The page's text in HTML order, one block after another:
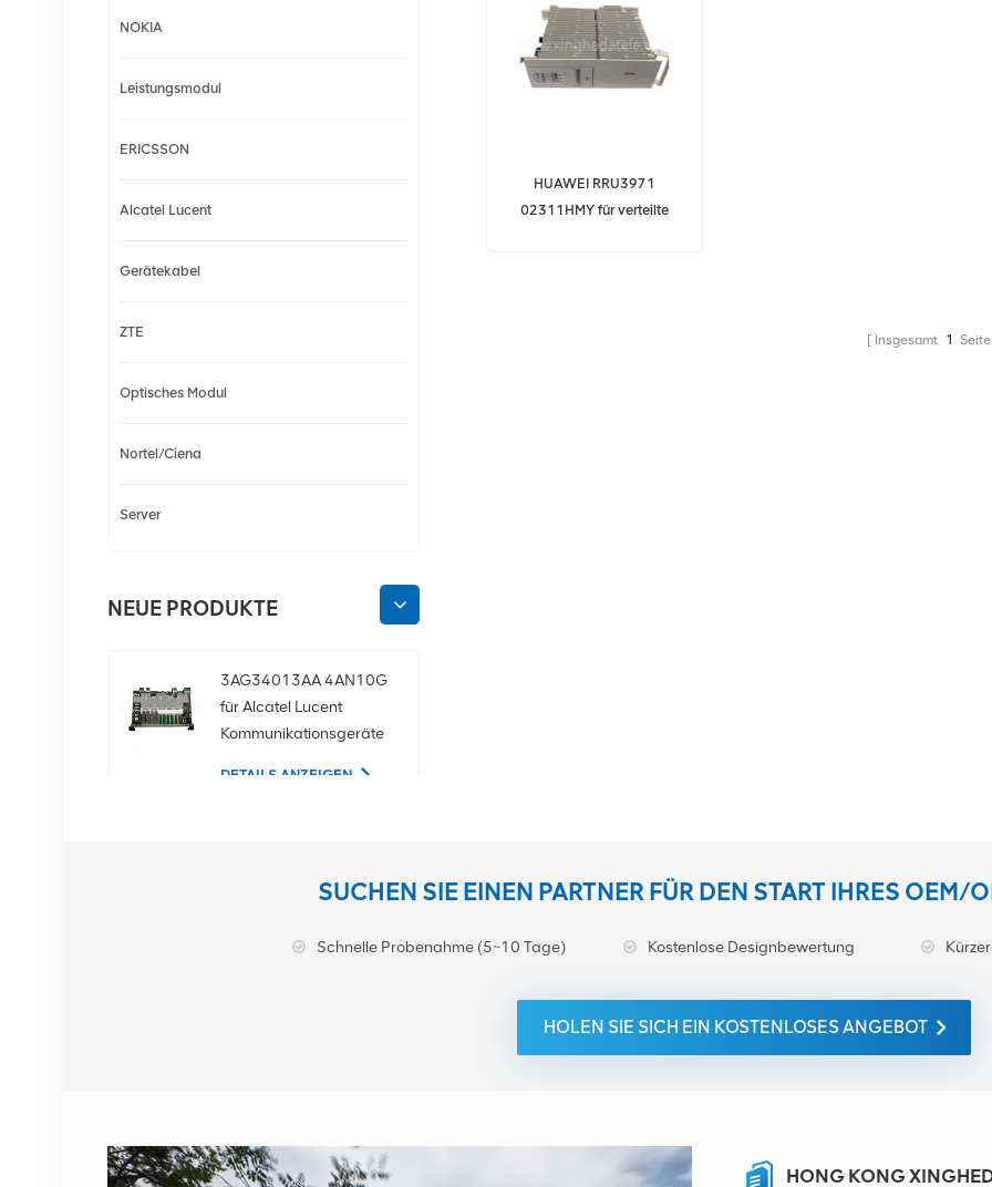
HUAWEI RRU3971
02311HMY für verteilte
Insgesamt 1
NOKIA
Leistungsmodul
ERICSSON
Alcatel Lucent
Gerätekabel
ZTE
Optisches Modul
Nortel/Ciena
Server
NEUE PRODUKTE
3AG34013AA 4AN10G
für Alcatel Lucent
Kommunikationsgeräte
DETAILS ANZEIGEN
Gbit/s-Serverfestplatte
DETAILS ANZEIGEN
NOKIA AHEGC
SUCHEN SIE EINEN PARTNER FÜR DEN START IHRES OEM/
Schnelle Probenahme (5~10 Tage) Kostenlose Designbewertung
HOLEN SIE SICH EIN KOSTENLOSES ANGEBOT
HONG KONG